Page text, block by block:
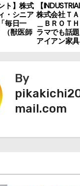
【
株式会社Ｔ
＿ＢＲＯＴ
ラマでも話
アイアン家具
ト】株式
・シニア
毎日一
（獣医師
By
mail.com